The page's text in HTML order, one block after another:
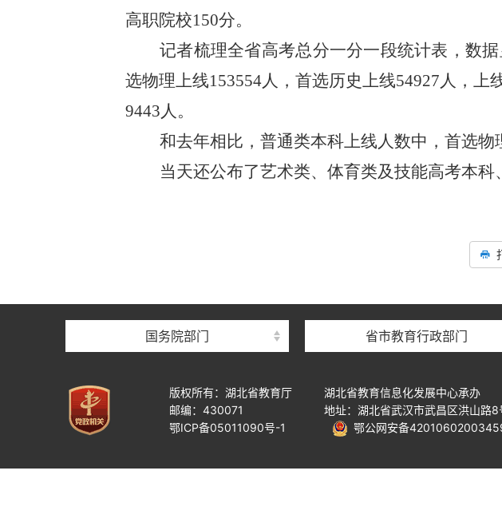
高职院校150分。
记者梳理全省高考总分一分一段统计表，数
选物理上线153554人，首选历史上线54927人，上
9443人。
和去年相比，普通类本科上线人数中，首选物
当天还公布了艺术类、体育类及技能高考本科
国务院部门 省市教育行政部门
版权所有：湖北省教育厅
邮编：430071
鄂ICP备05011090号-1
湖北省教育信息化发展中心承办
地址：湖北省武汉市武昌区洪山路8
鄂公网安备